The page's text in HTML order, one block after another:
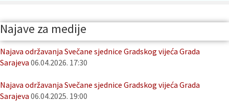
Najave za medije
Najava održavanja Svečane sjednice Gradskog vijeća Grada
Sarajeva 06.04.2026. 17:30
Najava održavanja Svečane sjednice Gradskog vijeća Grada
Sarajeva 06.04.2025. 19:00